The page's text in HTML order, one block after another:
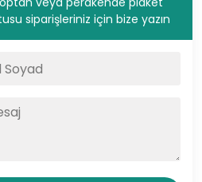
siparişleriniz için bize yazın